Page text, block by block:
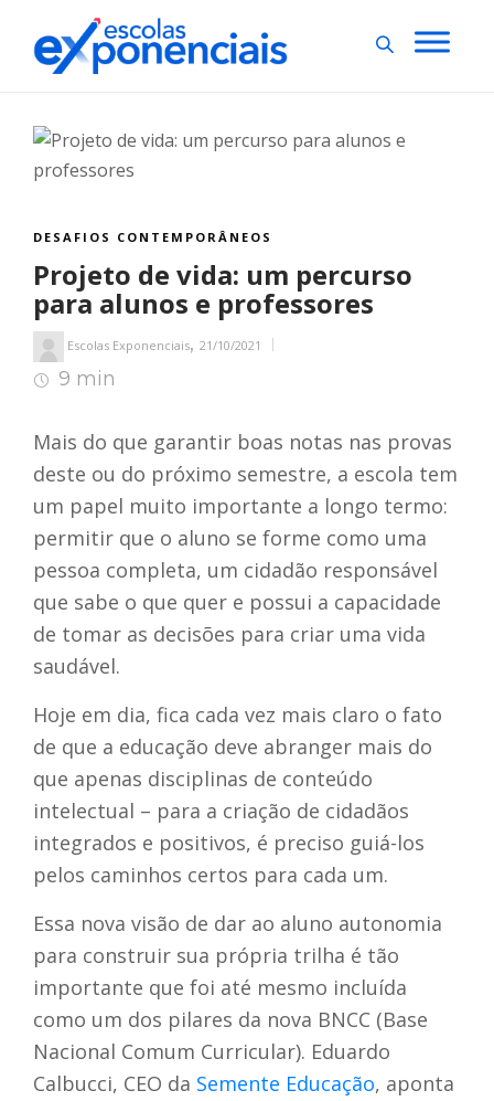
DESAFIOS CONTEMPORÂNEOS
Projeto de vida: um percurso
para alunos e professores
Escolas Exponenciais, 21/10/2021
9 min
Mais do que garantir boas notas nas provas
deste ou do próximo semestre, a escola tem
um papel muito importante a longo termo:
permitir que o aluno se forme como uma
pessoa completa, um cidadão responsável
que sabe o que quer e possui a capacidade
de tomar as decisões para criar uma vida
saudável.
Hoje em dia, fica cada vez mais claro o fato
de que a educação deve abranger mais do
que apenas disciplinas de conteúdo
intelectual – para a criação de cidadãos
integrados e positivos, é preciso guiá-los
pelos caminhos certos para cada um.
Essa nova visão de dar ao aluno autonomia
para construir sua própria trilha é tão
importante que foi até mesmo incluída
como um dos pilares da nova BNCC (Base
Nacional Comum Curricular). Eduardo
Calbucci, CEO da Semente Educação, aponta